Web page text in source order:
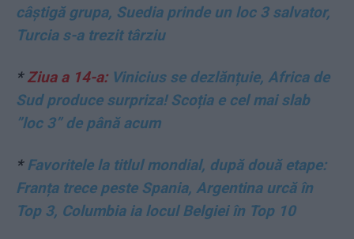
câștigă grupa, Suedia prinde un loc 3 salvator,
Turcia s-a trezit târziu
*Ziua a 14-a:Vinicius se dezlănțuie, Africa de
Sud produce surpriza! Scoția e cel mai slab
”loc 3” de până acum
*Favoritele la titlul mondial, după două etape:
Franța trece peste Spania, Argentina urcă în
Top 3, Columbia ia locul Belgiei în Top 10